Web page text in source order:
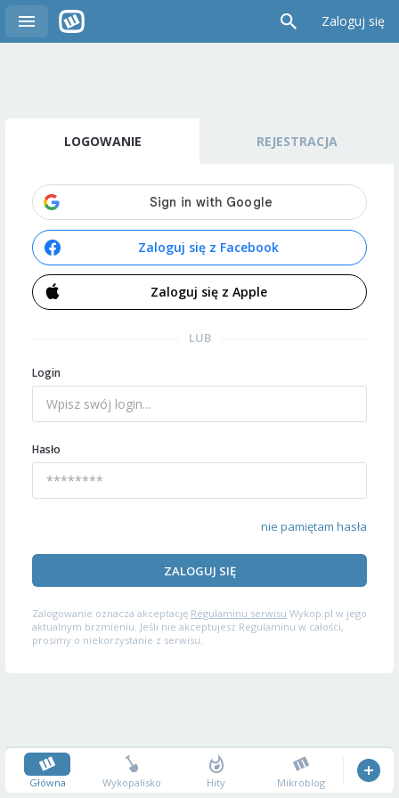
Zaloguj się
LOGOWANIE REJESTRACJA
Zaloguj się z Facebook
Zaloguj się z Apple
LUB
Login
Hasło
nie pamiętam hasła
ZALOGUJ SIĘ
Zalogowanie oznacza akceptację Regulaminu serwisu Wykop.pl w jego
aktualnym brzmieniu. Jeśli nie akceptujesz Regulaminu w całości,
prosimy o niekorzystanie z serwisu.
Główna Wykopalisko Hity Mikroblog